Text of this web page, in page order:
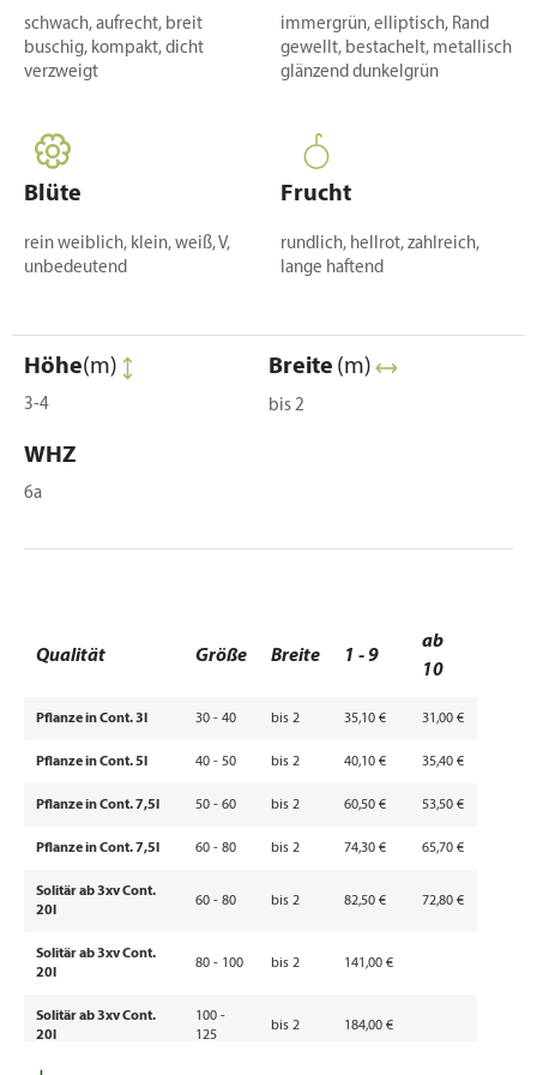
schwach, aufrecht, breit
buschig, kompakt, dicht
verzweigt
immergrün, elliptisch, Rand
gewellt, bestachelt, metallisch
glänzend dunkelgrün
Blüte
rein weiblich, klein, weiß, V,
unbedeutend
Frucht
rundlich, hellrot, zahlreich,
lange haftend
Höhe(m)
3-4
Breite (m)
bis 2
WHZ
6a
Qualität Größe Breite 1 - 9
ab
10
Pflanze in Cont. 3l 30 - 40 bis 2 35,10 € 31,00 €
Pflanze in Cont. 5l 40 - 50 bis 2 40,10 € 35,40 €
Pflanze in Cont. 7,5l 50 - 60 bis 2 60,50 € 53,50 €
Pflanze in Cont. 7,5l 60 - 80 bis 2 74,30 € 65,70 €
Solitär ab 3xv Cont.
20l
60 - 80 bis 2 82,50 € 72,80 €
Solitär ab 3xv Cont.
20l
80 - 100 bis 2 141,00 €
Solitär ab 3xv Cont.
20l
100 -
125
bis 2 184,00 €